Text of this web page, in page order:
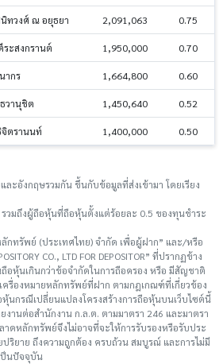
ทวงศ์ ณ อยุธยา 2,091,063 0.75
ะสงกรานต์ 1,950,000 0.70
ากร 1,664,800 0.60
วานุชิต 1,450,640 0.52
จิตรานนท์ 1,400,000 0.50
ะอังกฤษรวมกัน ขึ้นกับข้อมูลที่ส่งเข้ามา โดยเรียง
วมถึงผู้ถือหุ้นที่ถือหุ้นตั้งแต่ร้อยละ 0.5 ของทุนชําระ
กทรัพย์ (ประเทศไทย) จำกัด เพื่อผู้ฝาก” และ/หรือ
CO., LTD FOR DEPOSITOR” ที่ปรากฏข้าง
อหุ้นเกินกว่าข้อจำกัดในการถือครอง หรือ มีสัญชาติ
ครื่องหมายหลักทรัพย์ที่ฝาก ตามกฎเกณฑ์ที่เกี่ยวข้อง
นกรณีเปลี่ยนแปลงโครงสร้างการถือหุ้นบนเว็บไซต์นี้
านต่อสำนักงาน ก.ล.ต. ตามมาตรา 246 และมาตรา
าดหลักทรัพย์จึงไม่อาจที่จะให้การรับรองหรือรับประ
ปริยาย ถึงความถูกต้อง ครบถ้วน สมบูรณ์ และการไม่มี
ป็นปัจจุบัน